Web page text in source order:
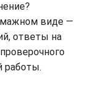
виде —
ответы на
работы.